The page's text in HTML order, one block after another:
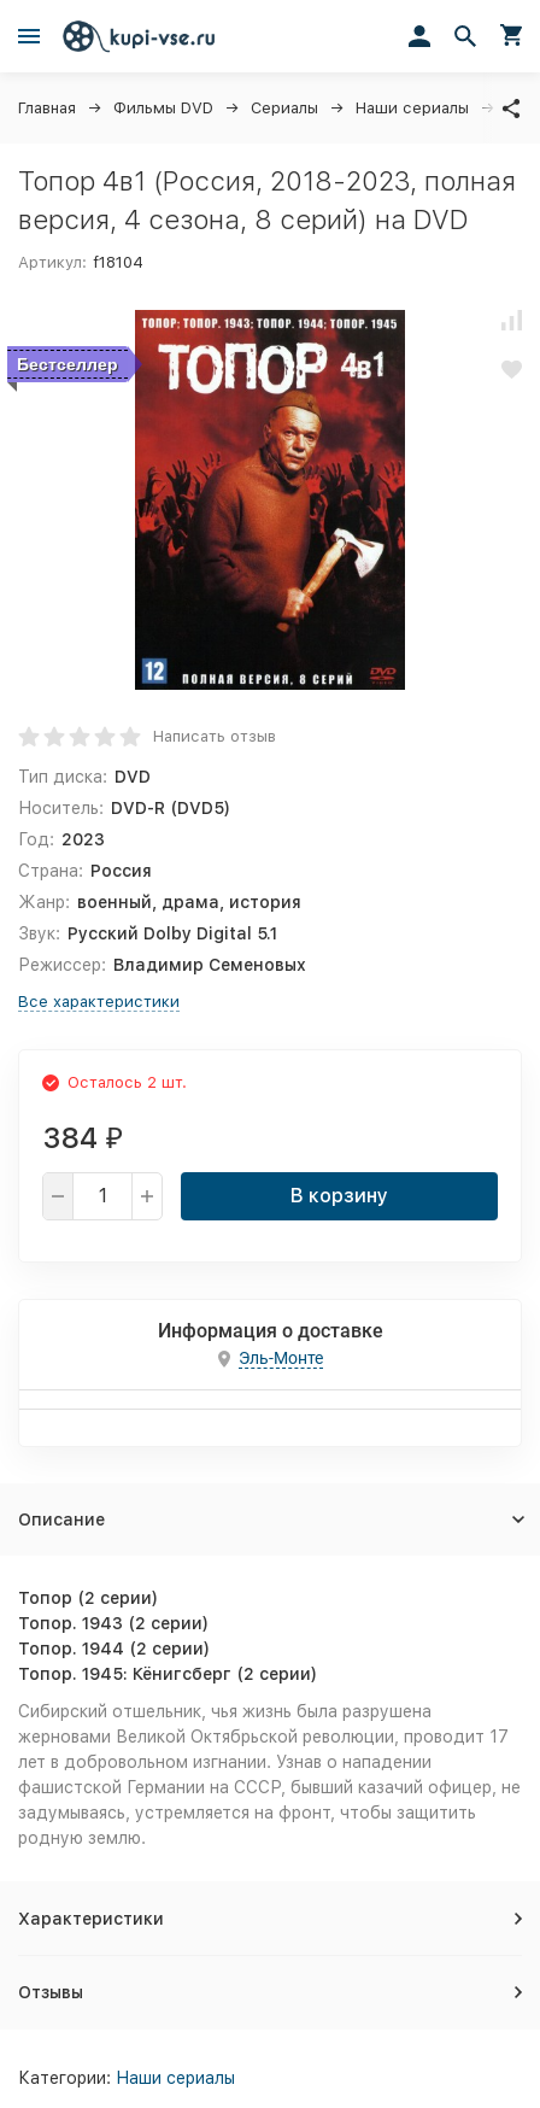
Главная Фильмы DVD Сериалы Наши сериалы
Топор 4в1 (Россия, 2018-2023, полная
версия, 4 сезона, 8 серий) на DVD
Артикул: f18104
Бестселлер
Написать отзыв
Тип диска: DVD
Носитель: DVD-R (DVD5)
Год: 2023
Страна: Россия
Жанр: военный, драма, история
Звук: Русский Dolby Digital 5.1
Режиссер: Владимир Семеновых
Все характеристики
Осталось 2 шт.
384 ₽
В корзину
Информация о доставке
Эль-Монте
Описание
Топор (2 серии)
Топор. 1943 (2 серии)
Топор. 1944 (2 серии)
Топор. 1945: Кёнигсберг (2 серии)
Сибирский отшельник, чья жизнь была разрушена
жерновами Великой Октябрьской революции, проводит 17
лет в добровольном изгнании. Узнав о нападении
фашистской Германии на СССР, бывший казачий офицер, не
задумываясь, устремляется на фронт, чтобы защитить
родную землю.
Характеристики
Отзывы
Категории: Наши сериалы